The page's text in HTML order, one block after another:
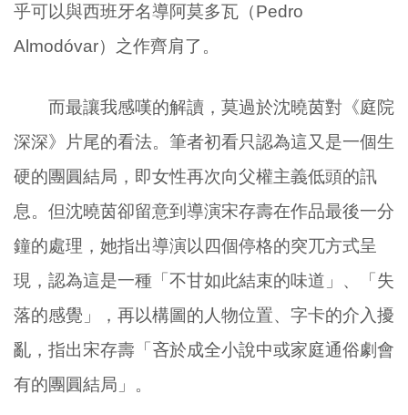
乎可以與西班牙名導阿莫多瓦（Pedro
Almodóvar）之作齊肩了。
而最讓我感嘆的解讀，莫過於沈曉茵對《庭院
深深》片尾的看法。筆者初看只認為這又是一個生
硬的團圓結局，即女性再次向父權主義低頭的訊
息。但沈曉茵卻留意到導演宋存壽在作品最後一分
鐘的處理，她指出導演以四個停格的突兀方式呈
現，認為這是一種「不甘如此結束的味道」、「失
落的感覺」，再以構圖的人物位置、字卡的介入擾
亂，指出宋存壽「吝於成全小說中或家庭通俗劇會
有的團圓結局」。